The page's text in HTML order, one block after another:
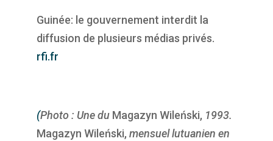
Guinée: le gouvernement interdit la
diffusion de plusieurs médias privés.
rfi.fr
(Photo : Une du Magazyn Wileński, 1993.
Magazyn Wileński, mensuel lutuanien en